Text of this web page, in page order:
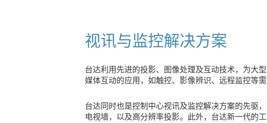
视讯与监控解决方案
台达利用先进的投影、图像处理及互动技术，为大
媒体互动的应用，如触控、影像辨识、远程监控等
台达同时也是控制中心视讯及监控解决方案的先驱
电视墙，以及高分辨率投影。此外，台达新一代的